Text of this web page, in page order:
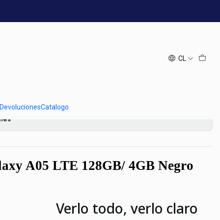
CL
Catalogo
A05 128GB 67 Black
A05 LTE 128GB/ 4GB Negro
Verlo todo, verlo claro